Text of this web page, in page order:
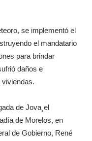
se implementó el
el mandatario
para brindar
daños e
de Jova¸el
de Morelos, en
de Gobierno, René